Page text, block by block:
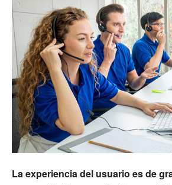
La experiencia del usuario es de